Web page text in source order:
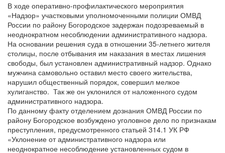
В ходе оперативно-профилактического мероприятия
«Надзор» участковыми уполномоченными полиции ОМВД
России по району Богородское задержан подозреваемый в
неоднократном несоблюдении административного надзора.
На основании решения суда в отношении 35-летнего жителя
столицы, после отбывания им наказания в местах лишения
свободы, был установлен административный надзор. Однако
мужчина самовольно оставил место своего жительства,
нарушил общественный порядок, совершил мелкое
хулиганство. Так же он уклонился от наложенного судом
административного надзора.
По данному факту отделением дознания ОМВД России по
району Богородское возбуждено уголовное дело по признакам
преступления, предусмотренного статьей 314.1 УК РФ
«Уклонение от административного надзора или
неоднократное несоблюдение установленных судом в